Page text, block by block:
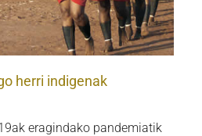
herri indigenak
eragindako pandemiatik